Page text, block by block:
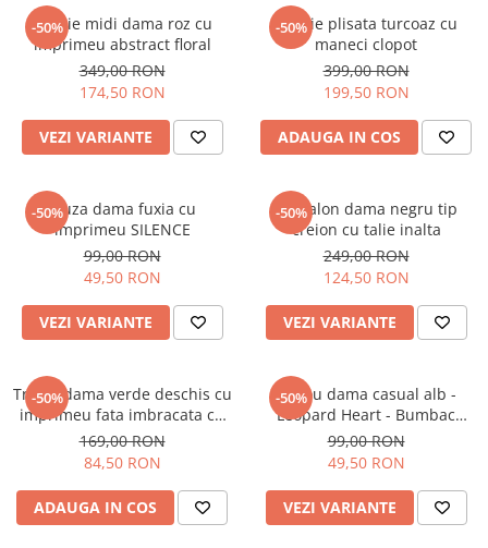
-50%
Rochie midi dama roz cu
imprimeu abstract floral
349,00 RON
174,50 RON
VEZI VARIANTE
-50%
Rochie plisata turcoaz cu
maneci clopot
399,00 RON
199,50 RON
ADAUGA IN COS
-50%Bluza dama fuxia cu
imprimeu SILENCE
99,00 RON
49,50 RON
VEZI VARIANTE
-50%
Pantalon dama negru tip
creion cu talie inalta
249,00 RON
124,50 RON
VEZI VARIANTE
-50%
Tricou dama verde deschis cu
imprimeu fata imbracata cu
alb si inghetata in mana
169,00 RON
84,50 RON
ADAUGA IN COS
-50%
Tricou dama casual alb -
Leopard Heart - Bumbac
Organic
99,00 RON
49,50 RON
VEZI VARIANTE